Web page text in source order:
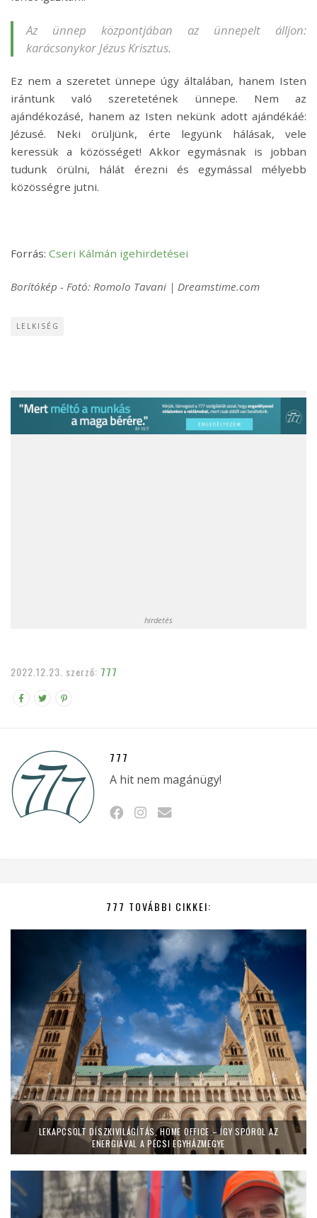
Az ünnep központjában az ünnepelt álljon:
karácsonykor Jézus Krisztus.
Ez nem a szeretet ünnepe úgy általában, hanem Isten
irántunk való szeretetének ünnepe. Nem az
ajándékozásé, hanem az Isten nekünk adott ajándékáé:
Jézusé. Neki örüljünk, érte legyünk hálásak, vele
keressük a közösséget! Akkor egymásnak is jobban
tudunk örülni, hálát érezni és egymással mélyebb
közösségre jutni.
Forrás: Cseri Kálmán igehirdetései
Borítókép - Fotó: Romolo Tavani | Dreamstime.com
LELKISÉG
hirdetés
2022.12.23. szerző: 777
777
A hit nem magánügy!
777 TOVÁBBI CIKKEI:
LEKAPCSOLT DÍSZKIVILÁGÍTÁS, HOME OFFICE – ÍGY SPÓROL AZ
ENERGIÁVAL A PÉCSI EGYHÁZMEGYE